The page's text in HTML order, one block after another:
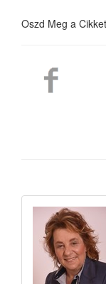
Oszd Meg a